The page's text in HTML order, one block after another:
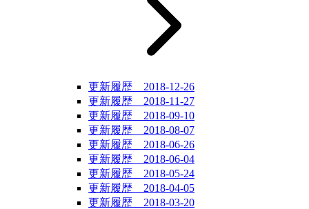
更新履歴 2018-12-26
更新履歴 2018-11-27
更新履歴 2018-09-10
更新履歴 2018-08-07
更新履歴 2018-06-26
更新履歴 2018-06-04
更新履歴 2018-05-24
更新履歴 2018-04-05
更新履歴 2018-03-20